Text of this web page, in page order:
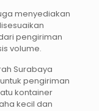
menyediakan
pengiriman
volume.
Surabaya
pengiriman
kontainer
kecil dan